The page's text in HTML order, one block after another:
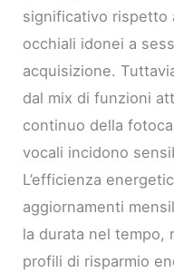
significativo rispetto
occhiali idonei a
acquisizione.
dal mix di funzioni
continuo della
vocali incidono
L’efficienza
aggiornamenti
la durata nel tempo,
profili di risparmio